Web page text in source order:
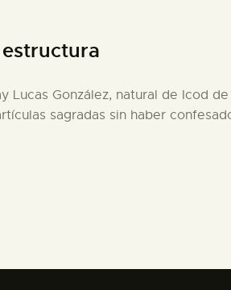
Lucas González, natural de Icod
sagradas sin haber